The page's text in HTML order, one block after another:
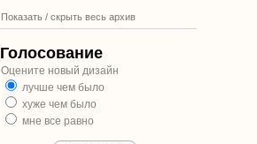
Показать / скрыть весь архив
Голосование
Оцените новый дизайн
лучше чем было
хуже чем было
мне все равно